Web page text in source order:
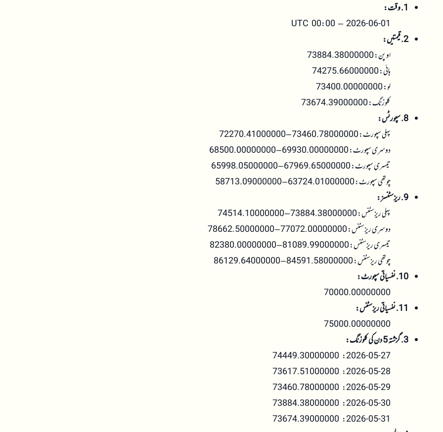
1. وقت:
2026-06-01 – 00:00 UTC
2. قیمتیں:
اوپن: 73884.38000000
ہائی: 74275.66000000
لو: 73400.00000000
کلوزنگ: 73674.39000000
8. سپورٹس:
پہلی سپورٹ: 73460.78000000 – 72270.41000000
دوسری سپورٹ: 69930.00000000 – 68500.00000000
تیسری سپورٹ: 67969.65000000 – 65998.05000000
چوتھی سپورٹ: 63724.01000000 – 58713.09000000
9. ریزسٹنسز:
پہلی ریزسٹنس: 73884.38000000 – 74514.10000000
دوسری ریزسٹنس: 77072.00000000 – 78662.50000000
تیسری ریزسٹنس: 81089.99000000 – 82380.00000000
چوتھی ریزسٹنس: 84591.58000000 – 86129.64000000
10. نفسیاتی سپورٹ:
70000.00000000
11. نفسیاتی ریزسٹنس:
75000.00000000
3. گزشتہ 5 دن کی کلوزنگ:
2026-05-27: 74449.30000000
2026-05-28: 73617.51000000
2026-05-29: 73460.78000000
2026-05-30: 73884.38000000
2026-05-31: 73674.39000000